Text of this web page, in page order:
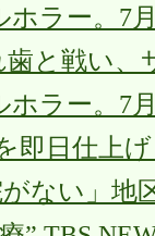
ホラー。7
歯と戦い
ホラー。7
即日仕上
ない」